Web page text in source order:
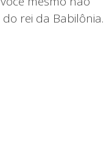
rei da Babilônia.